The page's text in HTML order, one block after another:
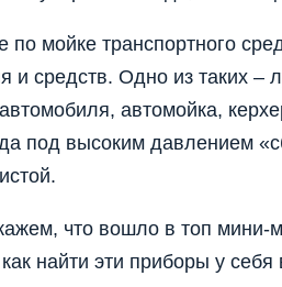
по мойке транспортного
и средств. Одно из таких
автомойка,
под высоким давлением
что вошло в топ мини-
найти эти приборы у себя